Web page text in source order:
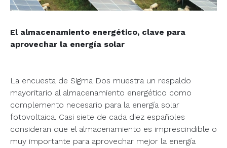
El almacenamiento energético, clave para
aprovechar la energía solar
La encuesta de Sigma Dos muestra un respaldo
mayoritario al almacenamiento energético como
complemento necesario para la energía solar
fotovoltaica. Casi siete de cada diez españoles
consideran que el almacenamiento es imprescindible o
muy importante para aprovechar mejor la energía